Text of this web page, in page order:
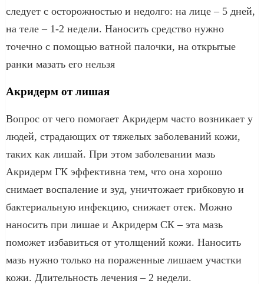
следует с осторожностью и недолго: на лице – 5 дней,
на теле – 1-2 недели. Наносить средство нужно
точечно с помощью ватной палочки, на открытые
ранки мазать его нельзя
Акридерм от лишая
Вопрос от чего помогает Акридерм часто возникает у
людей, страдающих от тяжелых заболеваний кожи,
таких как лишай. При этом заболевании мазь
Акридерм ГК эффективна тем, что она хорошо
снимает воспаление и зуд, уничтожает грибковую и
бактериальную инфекцию, снижает отек. Можно
наносить при лишае и Акридерм СК – эта мазь
поможет избавиться от утолщений кожи. Наносить
мазь нужно только на пораженные лишаем участки
кожи. Длительность лечения – 2 недели.